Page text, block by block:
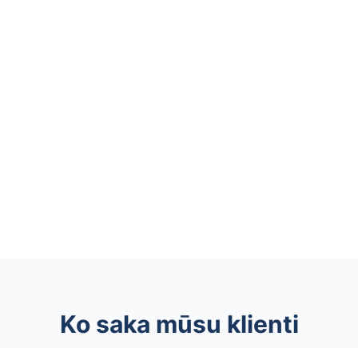
Ko saka mūsu klienti